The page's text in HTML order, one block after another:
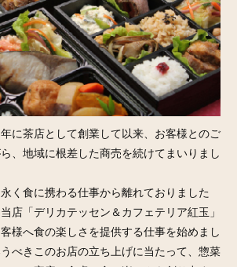
に茶店として創業して以来、お客様とのご
、地域に根差した商売を続けてまいりまし
く食に携わる仕事から離れておりました
店「デリカテッセン＆カフェテリア紅玉」
様へ食の楽しさを提供する仕事を始めまし
べきこのお店の立ち上げに当たって、惣菜